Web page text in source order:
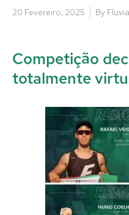
20 Fevereiro, 2025 By
Competição
totalmente